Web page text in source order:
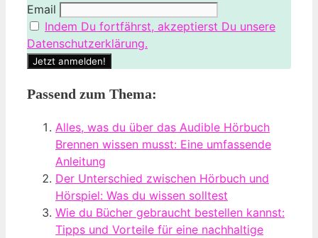
Email
Indem Du fortfährst, akzeptierst Du unsere
Datenschutzerklärung.
Passend zum Thema:
Alles, was du über das Audible Hörbuch
Brennen wissen musst: Eine umfassende
Anleitung
Der Unterschied zwischen Hörbuch und
Hörspiel: Was du wissen solltest
Wie du Bücher gebraucht bestellen kannst:
Tipps und Vorteile für eine nachhaltige